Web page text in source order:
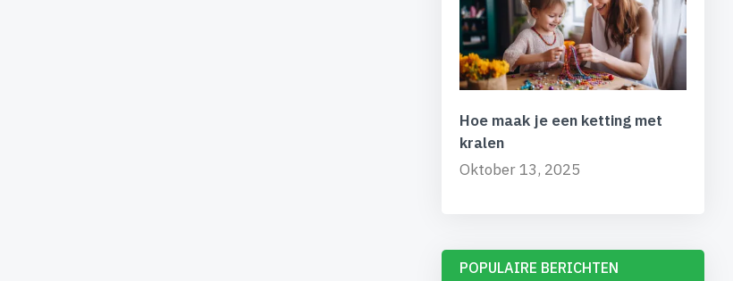
Hoe maak je een ketting met
kralen
Oktober 13, 2025
POPULAIRE BERICHTEN